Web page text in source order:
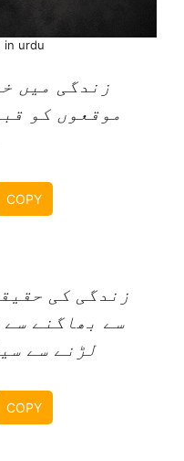
in urdu
زندگی میں
موقعوں کو
COPY
زندگی کی
سے بھاگنے
لڑنے سے
COPY